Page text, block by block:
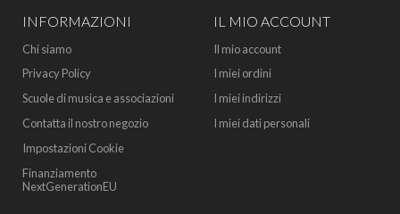
INFORMAZIONI
Chi siamo
Privacy Policy
Scuole di musica e associazioni
Contatta il nostro negozio
Impostazioni Cookie
Finanziamento
NextGenerationEU
IL MIO ACCOUNT
Il mio account
I miei ordini
I miei indirizzi
I miei dati personali